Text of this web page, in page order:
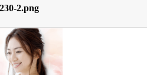
2.png